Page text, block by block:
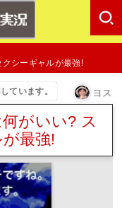
シーギャルが最強!
ています。 ヨス
がいい? ス
最強!